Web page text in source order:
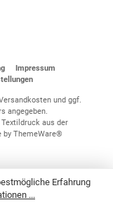
Impressum
und ggf.
angegeben.
aus der
by ThemeWare®
Erfahrung
...